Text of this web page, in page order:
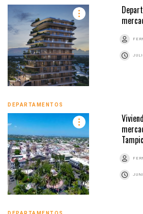
DEPARTAMENTOS